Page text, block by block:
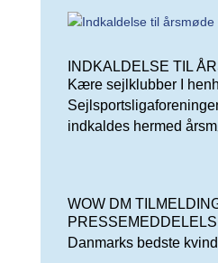
INDKALDELSE TIL
Kære sejlklubber I
indkaldes hermed
WOW DM
Danmarks bedste